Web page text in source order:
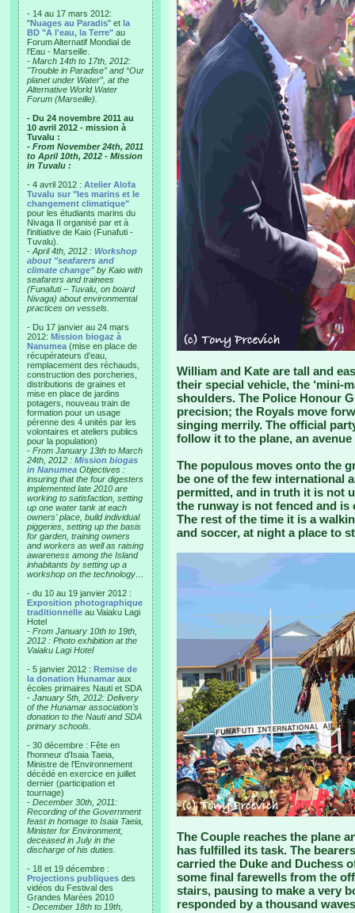
- 14 au 17 mars 2012:
"Nuages au Paradis" et la
BD "A l'eau, la Terre" au
Forum Alternatif Mondial de
l'Eau - Marseille.
- March 14th to 17th, 2012:
"Trouble in Paradise” and “Our
planet under Water”, at the
Alternative World Water
Forum (Marseille).
- Du 24 novembre 2011 au
10 avril 2012 - mission à
Tuvalu :
- From November 24th, 2011
to April 10th, 2012 - Mission
in Tuvalu :
- 4 avril 2012 : Atelier Alofa
Tuvalu sur "les marins et le
changement climatique"
pour les étudiants marins du
Nivaga II organisé par et à
l'initiative de Kaio (Funafuti -
Tuvalu).
- April 4th, 2012 : Workshop
about "seafarers and
climate change"by Kaio with
seafarers and trainees
(Funafuti – Tuvalu, on board
Nivaga) about environmental
practices on vessels.
- Du 17 janvier au 24 mars
2012: Mission biogaz à
Nanumea (mise en place de
récupérateurs d'eau,
remplacement des réchauds,
construction des porcheries,
distributions de graines et
mise en place de jardins
potagers, nouveau train de
formation pour un usage
pérenne des 4 unités par les
volontaires et ateliers publics
pour la population)
- From January 13th to March
24th, 2012 : Mission biogas
in Nanumea Objectives :
insuring that the four digesters
implemented late 2010 are
working to satisfaction, setting
up one water tank at each
owners' place, build individual
piggeries, setting up the basis
for garden, training owners
and workers as well as raising
awareness among the Island
inhabitants by setting up a
workshop on the technology…
- du 10 au 19 janvier 2012 :
Exposition photographique
traditionnelle au Vaiaku Lagi
Hotel
- From January 10th to 19th,
2012 : Photo exhibition at the
Vaiaku Lagi Hotel
- 5 janvier 2012 : Remise de
la donation Hunamar aux
écoles primaires Nauti et SDA
- January 5th, 2012: Delivery
of the Hunamar association's
donation to the Nauti and SDA
primary schools.
- 30 décembre : Fête en
l'honneur d'Isaia Taeia,
Ministre de l'Environnement
décédé en exercice en juillet
dernier (participation et
tournage)
- December 30th, 2011:
Recording of the Government
feast in homage to Isaia Taeia,
Minister for Environment,
deceased in July in the
discharge of his duties.
- 18 et 19 décembre :
Projections publiques des
vidéos du Festival des
Grandes Marées 2010
- December 18th to 19th,
William and Kate are tall and
their special vehicle, the ‘mini-
shoulders. The Police Honour
precision; the Royals move
singing merrily. The official
follow it to the plane, an
The populous moves onto the
be one of the few international
permitted, and in truth it is not
the runway is not fenced and is
The rest of the time it is a
and soccer, at night a place to
The Couple reaches the plane
has fulfilled its task. The
carried the Duke and Duchess
some final farewells from the
stairs, pausing to make a very
responded by a thousand